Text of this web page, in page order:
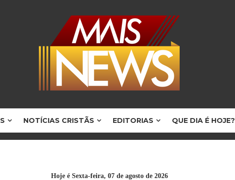
NOTÍCIAS CRISTÃS EDITORIAS QUE DIA É HOJE?
Hoje é Sexta-feira, 07 de agosto de 2026